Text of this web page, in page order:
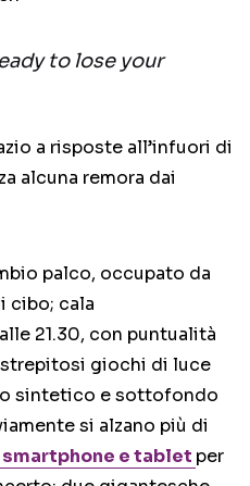
to lose your
a risposte all’infuori di
alcuna remora dai
palco, occupato da
cibo; cala
21.30, con puntualità
giochi di luce
sintetico e sottofondo
si alzano più di
e tablet per